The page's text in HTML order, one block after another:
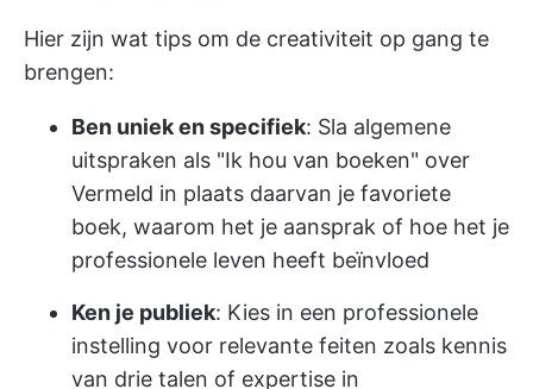
Hier zijn wat tips om de creativiteit op gang te
brengen:
Ben uniek en specifiek: Sla algemene
uitspraken als "Ik hou van boeken" over
Vermeld in plaats daarvan je favoriete
boek, waarom het je aansprak of hoe het je
professionele leven heeft beïnvloed
Ken je publiek: Kies in een professionele
instelling voor relevante feiten zoals kennis
van drie talen of expertise in